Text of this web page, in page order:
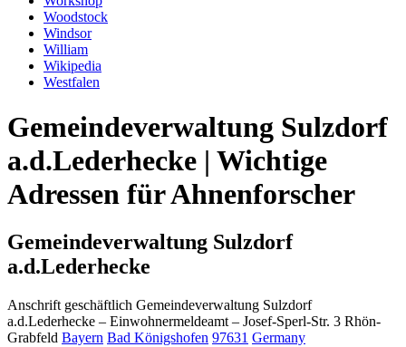
Woodstock
Windsor
William
Wikipedia
Westfalen
Gemeindeverwaltung Sulzdorf
a.d.Lederhecke | Wichtige
Adressen für Ahnenforscher
Gemeindeverwaltung Sulzdorf
a.d.Lederhecke
Anschrift geschäftlich Gemeindeverwaltung Sulzdorf
a.d.Lederhecke – Einwohnermeldeamt – Josef-Sperl-Str. 3 Rhön-
Grabfeld Bayern Bad Königshofen 97631 Germany